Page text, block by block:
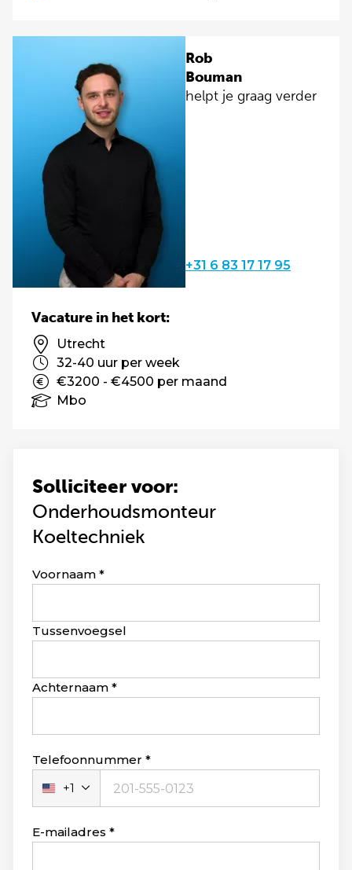
Rob
Bouman
helpt je graag verder
+31 6 83 17 17 95
Solliciteer voor:
Onderhoudsmonteur
Koeltechniek
Leave
blank
Voornaam
Tussenvoegsel
Achternaam
Telefoonnummer
Verenigde
Staten
+1
+1
E-mailadres
Vacature in het kort:
Utrecht
32-40 uur per week
€3200 - €4500 per maand
Mbo